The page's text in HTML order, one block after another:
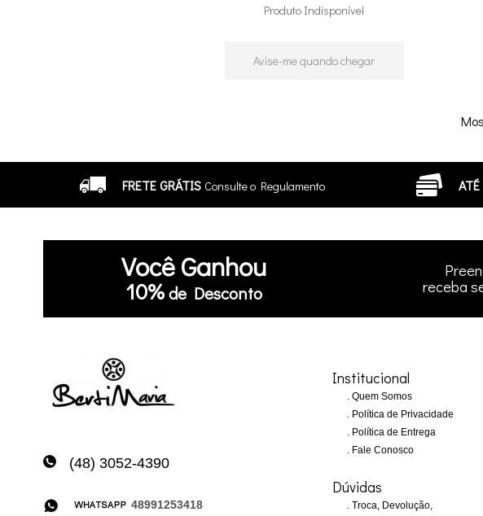
Produto Indisponível
Avise-me quando chegar
FRETE GRÁTIS Consulte o Regulamento
VocêGanhou
10%de Desconto
receba
(48) 3052-4390
48991253418
Institucional
Quem Somos
Política de Privacidade
Política de Entrega
Fale Conosco
Dúvidas
Troca, Devolução,